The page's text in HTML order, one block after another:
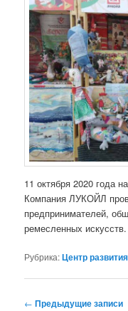
11 октября 2020 года
Компания ЛУКОЙЛ
предпринимателей,
ремесленных
Рубрика:Центр
Навигация
← Предыдущие записи